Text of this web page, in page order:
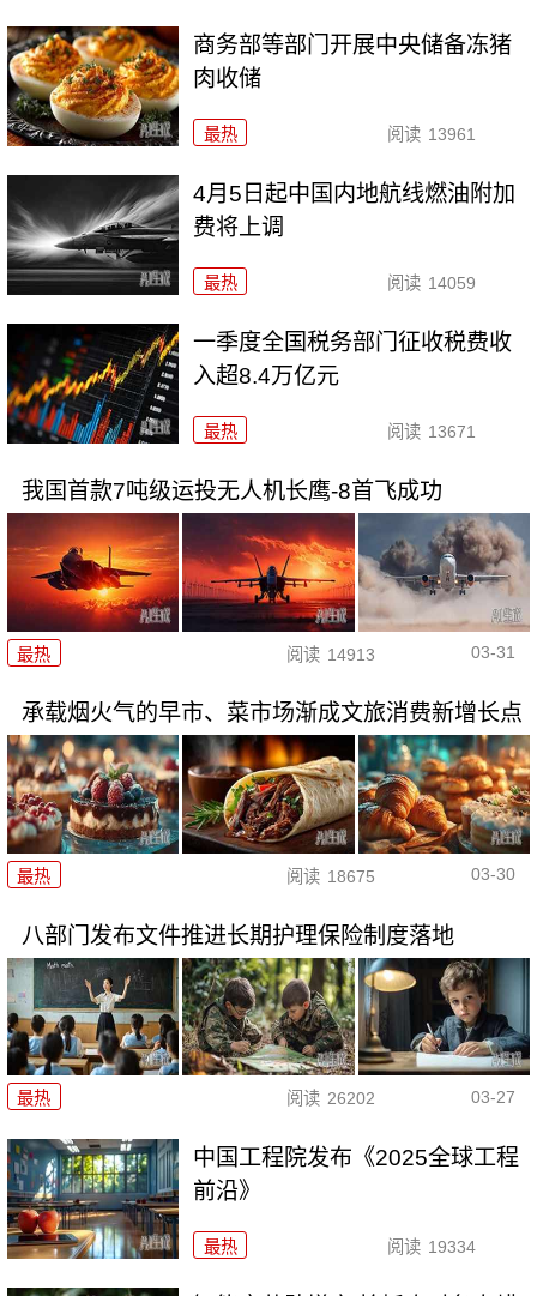
商务部等部门开展中央储备冻猪
肉收储
最热 阅读 13961
4月5日起中国内地航线燃油附加
费将上调
最热 阅读 14059
一季度全国税务部门征收税费收
入超8.4万亿元
最热 阅读 13671
我国首款7吨级运投无人机长鹰-8首飞成功
最热 阅读 14913 03-31
承载烟火气的早市、菜市场渐成文旅消费新增长点
最热 阅读 18675 03-30
八部门发布文件推进长期护理保险制度落地
最热 阅读 26202 03-27
中国工程院发布《2025全球工程
前沿》
最热 阅读 19334